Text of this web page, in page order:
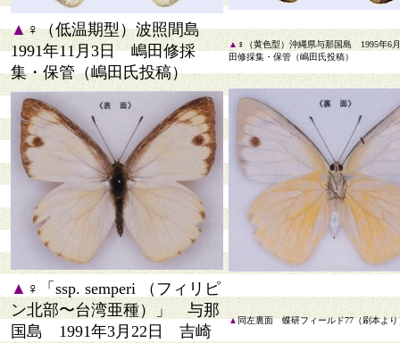
▲♀（低温期型）波照間島
1991年11月3日 嶋田修採
集・保管（嶋田氏投稿）
▲♀（黄色型）沖縄県与那国島 1995年6
田修採集・保管（嶋田氏投稿）
▲ ♀「ssp. semperi （フィリピ
ン北部〜台湾亜種）」 与那
国島 1991年3月22日 吉崎
▲同左裏面 蝶研フィールド77（刷本より